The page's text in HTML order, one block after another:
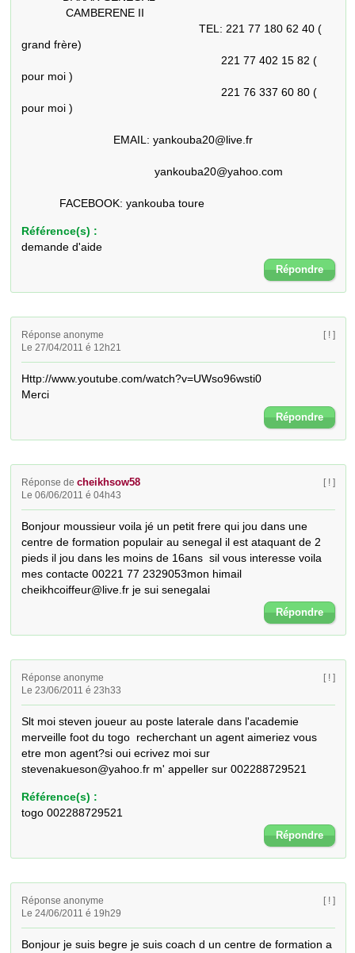
              CAMBERENE II
                                                        TEL: 221 77 180 62 40 (
grand frère)
pour moi )
pour moi )
                                          yankouba20@yahoo.com
            FACEBOOK: yankouba toure
Référence(s) :
demande d'aide
Répondre
Réponse anonyme
Le 27/04/2011 é 12h21
[ ! ]
Http://www.youtube.com/watch?v=UWso96wsti0
Merci
Répondre
Réponse decheikhsow58
Le 06/06/2011 é 04h43
[ ! ]
Bonjour moussieur voila jé un petit frere qui jou dans une
centre de formation populair au senegal il est ataquant de 2
pieds il jou dans les moins de 16ans  sil vous interesse voila
mes contacte 00221 77 2329053mon himail
cheikhcoiffeur@live.fr je sui senegalai
Répondre
Réponse anonyme
Le 23/06/2011 é 23h33
[ ! ]
Slt moi steven joueur au poste laterale dans l'academie
merveille foot du togo  recherchant un agent aimeriez vous
etre mon agent?si oui ecrivez moi sur
stevenakueson@yahoo.fr m' appeller sur 002288729521
Référence(s) :
togo 002288729521
Répondre
Réponse anonyme
Le 24/06/2011 é 19h29
[ ! ]
Bonjour je suis begre je suis coach d un centre de formation a